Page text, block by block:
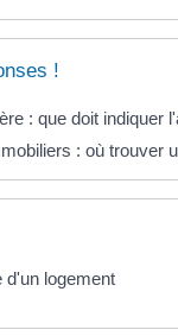
!
: que doit indiquer
: où trouver
d'un logement